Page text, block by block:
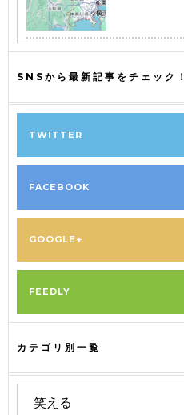
SNSから最新記事をチェック！
TWITTER
FACEBOOK
GOOGLE+
FEEDLY
カテゴリ別一覧
笑える